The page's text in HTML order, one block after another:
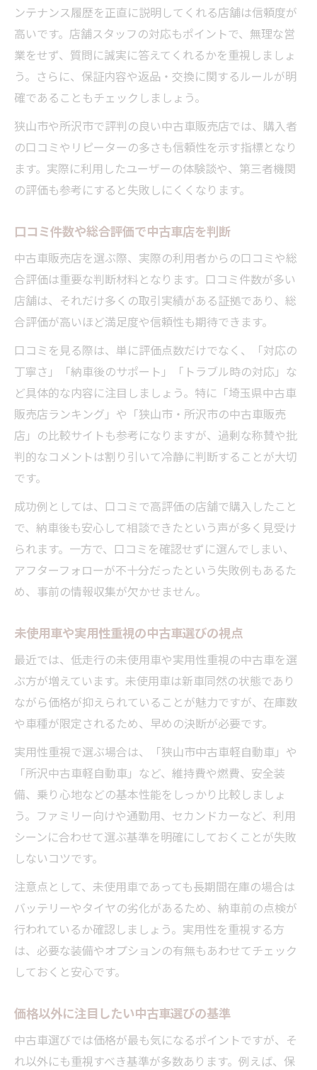
ンテナンス履歴を正直に説明してくれる店舗は信頼度が
高いです。店舗スタッフの対応もポイントで、無理な営
業をせず、質問に誠実に答えてくれるかを重視しましょ
う。さらに、保証内容や返品・交換に関するルールが明
確であることもチェックしましょう。
狭山市や所沢市で評判の良い中古車販売店では、購入者
の口コミやリピーターの多さも信頼性を示す指標となり
ます。実際に利用したユーザーの体験談や、第三者機関
の評価も参考にすると失敗しにくくなります。
口コミ件数や総合評価で中古車店を判断
中古車販売店を選ぶ際、実際の利用者からの口コミや総
合評価は重要な判断材料となります。口コミ件数が多い
店舗は、それだけ多くの取引実績がある証拠であり、総
合評価が高いほど満足度や信頼性も期待できます。
口コミを見る際は、単に評価点数だけでなく、「対応の
丁寧さ」「納車後のサポート」「トラブル時の対応」な
ど具体的な内容に注目しましょう。特に「埼玉県中古車
販売店ランキング」や「狭山市・所沢市の中古車販売
店」の比較サイトも参考になりますが、過剰な称賛や批
判的なコメントは割り引いて冷静に判断することが大切
です。
成功例としては、口コミで高評価の店舗で購入したこと
で、納車後も安心して相談できたという声が多く見受け
られます。一方で、口コミを確認せずに選んでしまい、
アフターフォローが不十分だったという失敗例もあるた
め、事前の情報収集が欠かせません。
未使用車や実用性重視の中古車選びの視点
最近では、低走行の未使用車や実用性重視の中古車を選
ぶ方が増えています。未使用車は新車同然の状態であり
ながら価格が抑えられていることが魅力ですが、在庫数
や車種が限定されるため、早めの決断が必要です。
実用性重視で選ぶ場合は、「狭山市中古車軽自動車」や
「所沢中古車軽自動車」など、維持費や燃費、安全装
備、乗り心地などの基本性能をしっかり比較しましょ
う。ファミリー向けや通勤用、セカンドカーなど、利用
シーンに合わせて選ぶ基準を明確にしておくことが失敗
しないコツです。
注意点として、未使用車であっても長期間在庫の場合は
バッテリーやタイヤの劣化があるため、納車前の点検が
行われているか確認しましょう。実用性を重視する方
は、必要な装備やオプションの有無もあわせてチェック
しておくと安心です。
価格以外に注目したい中古車選びの基準
中古車選びでは価格が最も気になるポイントですが、そ
れ以外にも重視すべき基準が多数あります。例えば、保